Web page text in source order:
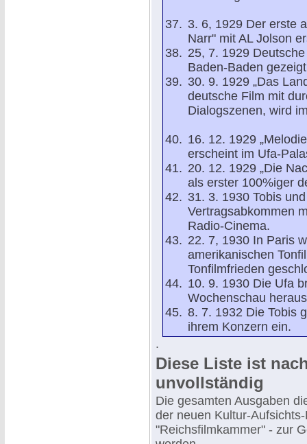
3. 6, 1929 Der erste
Narr" mit AL Jolson
25, 7. 1929
Baden-Baden
30. 9. 1929 „Das
deutsche Film mit
Dialogszenen, wird
16. 12. 1929
erscheint im Ufa-
20. 12. 1929 „Die
als erster 100%iger
31. 3. 1930 Tobis
Vertragsabkommen
Radio-Cinema.
22. 7, 1930 In Paris
amerikanischen
Tonfilmfrieden
10. 9. 1930 Die Ufa
Wochenschau
8. 7. 1932 Die Tobis
ihrem Konzern ein.
.
Diese Liste ist
unvollständig
Die gesamten Ausgaben
der neuen Kultur-
"Reichsfilmkammer" - zur